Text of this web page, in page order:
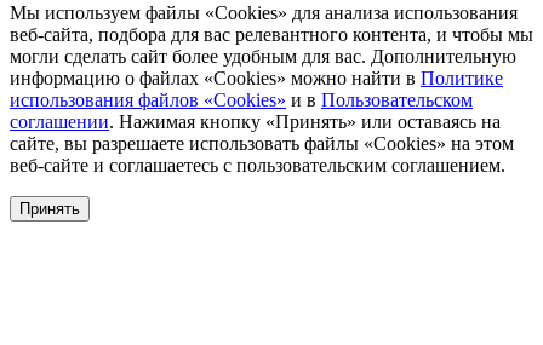
Мы используем файлы «Cookies» для анализа использования
веб-сайта, подбора для вас релевантного контента, и чтобы мы
могли сделать сайт более удобным для вас. Дополнительную
информацию о файлах «Cookies» можно найти в Политике
использования файлов «Cookies» и в Пользовательском
соглашении. Нажимая кнопку «Принять» или оставаясь на
сайте, вы разрешаете использовать файлы «Cookies» на этом
веб-сайте и соглашаетесь с пользовательским соглашением.
Принять